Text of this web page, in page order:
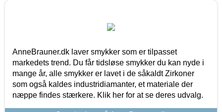
AnneBrauner.dk laver smykker som er tilpasset
markedets trend. Du får tidsløse smykker du kan nyde i
mange år, alle smykker er lavet i de såkaldt Zirkoner
som også kaldes industridiamanter, et materiale der
næppe findes stærkere. Klik her for at se deres udvalg.